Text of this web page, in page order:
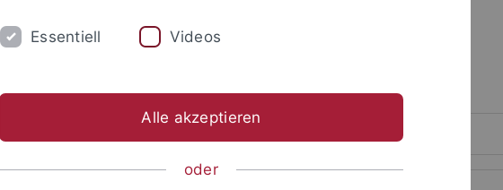
um sich anzumelden:
Essentiell Videos
Alle akzeptieren
oder